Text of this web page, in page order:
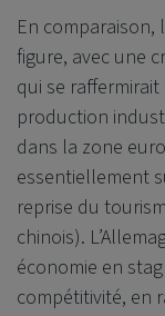
En comparaison,
figure, avec une
qui se
production
dans la zone
essentiellement
reprise du
chinois).
économie en
compétitivité, en